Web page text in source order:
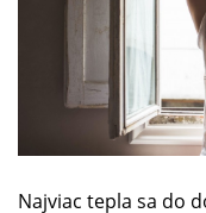
Najviac tepla sa do